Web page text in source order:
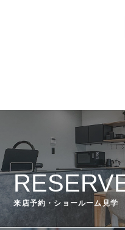
来店予約・ショールーム見学